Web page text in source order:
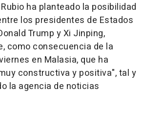
ha planteado la posibilidad
los presidentes de Estados
Trump y Xi Jinping,
como consecuencia de la
en Malasia, que ha
constructiva y positiva", tal y
la agencia de noticias